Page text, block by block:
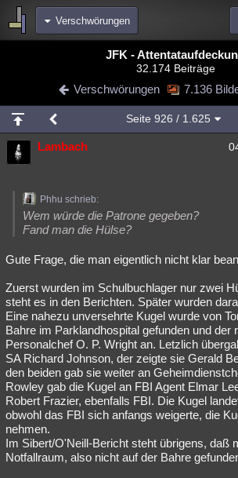
Verschwörungen
Diskussionen Blogs Videos
Chat Wiki Neuigkeiten
meine Rubriken
Menschen Wissenschaft
Natur Umfragen Unterhaltung
weitere Rubriken
Philosophie Träume Orte Esoterik
Astronomie Helpdesk Gruppen
Musik Clash Verbesserungen
Übersichten
Besucht Teilgenommen Alle Neue
Lesenswert Schlüsselwörter
JFK -
32.174 Beiträge
Verschwörungen 7.136
Seite 926 / 1.625
Lambach
Phhu schrieb:
Wem würde die Patrone gegeben?
Fand man die Hülse?
Gute Frage, die man eigentlich nicht klar
Zuerst wurden im Schulbuchlager nur zwei
steht es in den Berichten. Später wurden
Eine nahezu unversehrte Kugel wurde von
Bahre im Parklandhospital gefunden und der
Personalchef O. P. Wright an. Letzlich
SA Richard Johnson, der zeigte sie Gerald
den beiden gab sie weiter an
Rowley gab die Kugel an FBI Agent Elmar
Robert Frazier, ebenfalls FBI. Die Kugel
obwohl das FBI sich anfangs weigerte, die
nehmen.
Im Sibert/O'Neill-Bericht steht übrigens, daß
Notfallraum, also nicht auf der Bahre